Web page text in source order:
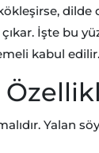
dilde
İşte bu
kabul edilir.
Yalan